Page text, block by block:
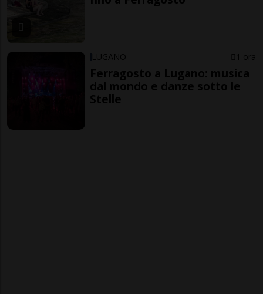
LUGANO 1 ora
Ferragosto a Lugano: musica
dal mondo e danze sotto le
Stelle